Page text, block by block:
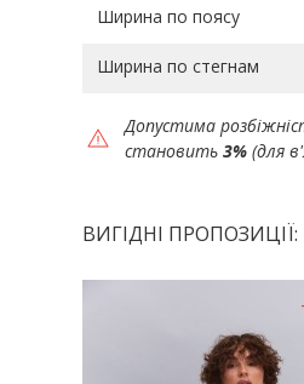
Ширина по поясу
Ширина по стегнам
Допустима
становить 3% (для
ВИГІДНІ ПРОПОЗИЦІЇ: